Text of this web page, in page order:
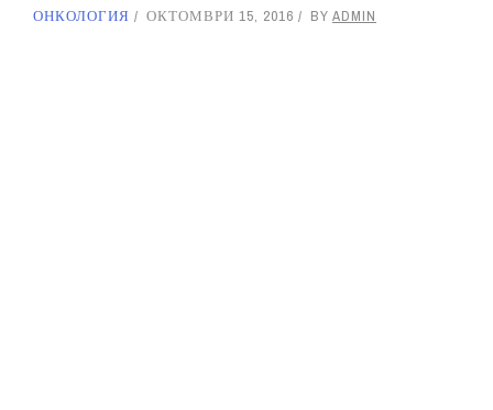
ОНКОЛОГИЯ ОКТОМВРИ 15, 2016 BY ADMIN